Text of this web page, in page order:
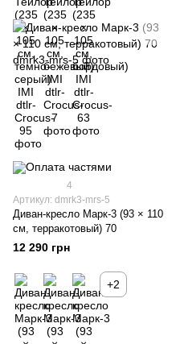
4
Артикул: dmrk3-mrs-5
Диван-кресло Марк-3 (93 × 110
см, терракотовый) 70
12 290 грн
+2